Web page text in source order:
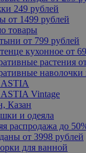
249 рублей
от 1499 рублей
товары
от 799 рублей
кухонное от
растения
Vintage
Казан
и одеяла
распродажа до
от 3998 рублей
для ванной